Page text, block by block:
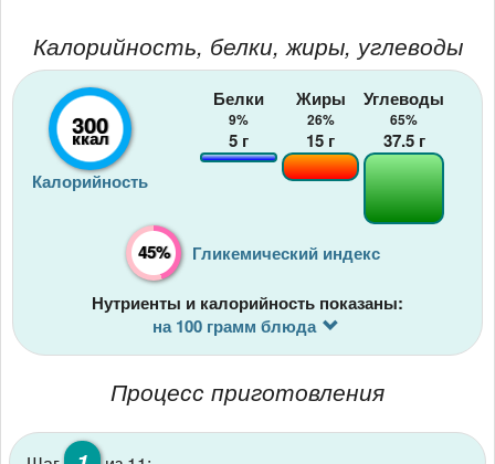
Калорийность, белки, жиры, углеводы
300
ккал
Калорийность
Белки
9%
5 г
Жиры
26%
15 г
Углеводы
65%
37.5г
45% Гликемический индекс
Нутриенты и калорийность показаны:
на 100 грамм блюда
Процесс приготовления